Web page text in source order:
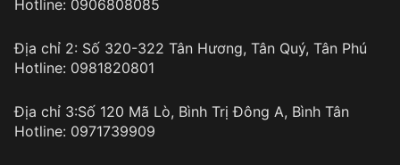
Hotline: 0906808085
Địa chỉ 2: Số 320-322 Tân Hương, Tân Quý, Tân Phú
Hotline: 0981820801
Địa chỉ 3:Số 120 Mã Lò, Bình Trị Đông A, Bình Tân
Hotline: 0971739909